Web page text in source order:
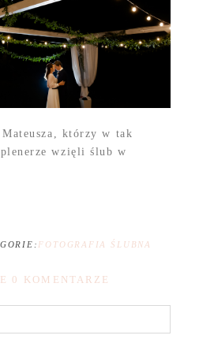
którzy w tak
wzięli ślub w
FOTOGRAFIA ŚLUBNA
0 KOMENTARZE